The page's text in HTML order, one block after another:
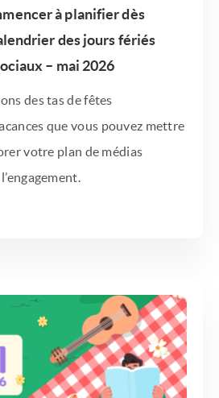
à planifier dès
des jours fériés
– mai 2026
des tas de fêtes
que vous pouvez mettre
votre plan de médias